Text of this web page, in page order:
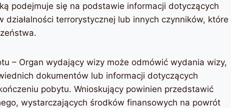
podejmuje się na podstawie informacji dotyczących
działalności terrorystycznej lub innych czynników, które
– Organ wydający wizy może odmówić wydania wizy,
dokumentów lub informacji dotyczących
pobytu. Wnioskujący powinien przedstawić
wystarczających środków finansowych na powrót